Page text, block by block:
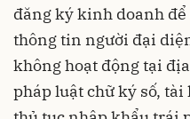
đăng ký kinh doanh
thông tin người đại
không hoạt động tại
pháp luật chữ ký số,